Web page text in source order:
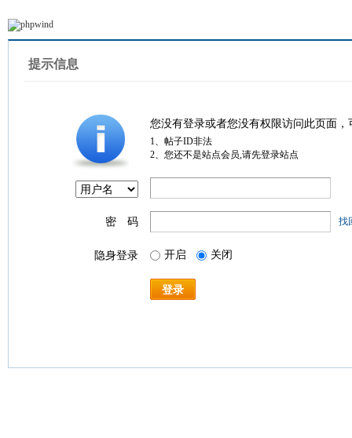
提示信息
您没有登录或者您没有权限访问此页面
1、帖子ID非法
2、您还不是站点会员,请先登录站点
密 码 找
隐身登录 开启 关闭
登录